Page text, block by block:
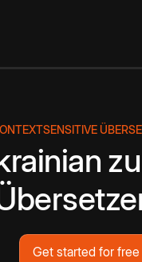
zu
Get started for free